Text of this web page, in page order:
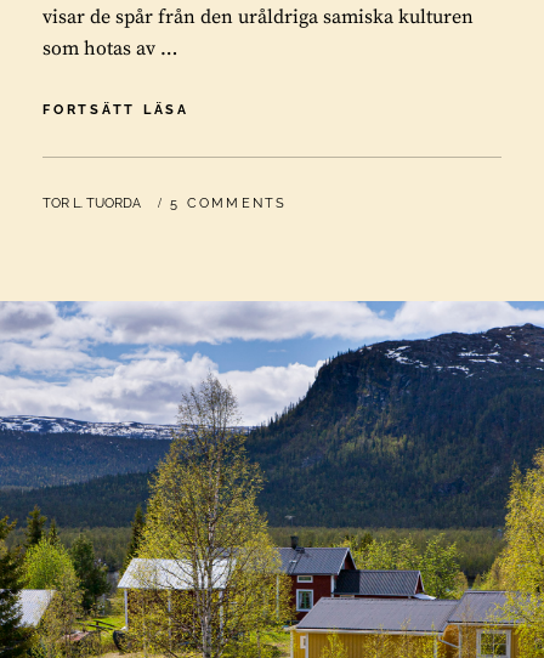
visar de spår från den uråldriga samiska kulturen
som hotas av …
FORTSÄTT LÄSA
HOTADE
SKOGSMISSBRUKET
BY
TOR L. TUORDA 5 COMMENTS